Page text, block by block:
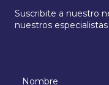
Suscribite a nuestro
nuestros